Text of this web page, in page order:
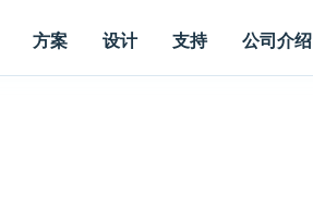
方案 设计 支持 公司介绍